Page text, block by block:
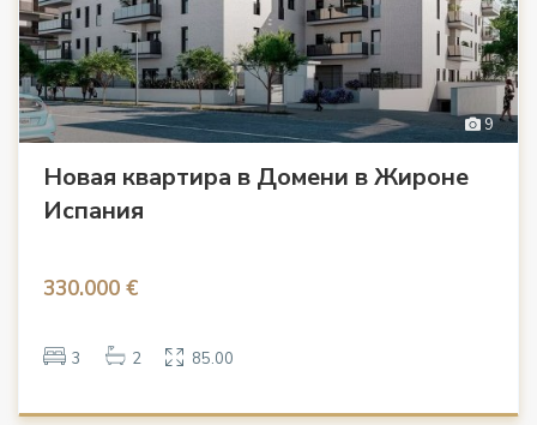
9
Новая квартира в Домени в Жироне
Испания
330.000 €
3 2 85.00